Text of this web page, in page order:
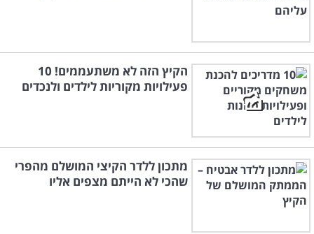
הקיץ הזה לא משתעממים! 10
פעילויות מקוריות לילדים ולנכדים
מתכון ללדר הקיצי המושלם מהפרי
שהכי לא הייתם מצפים אליו